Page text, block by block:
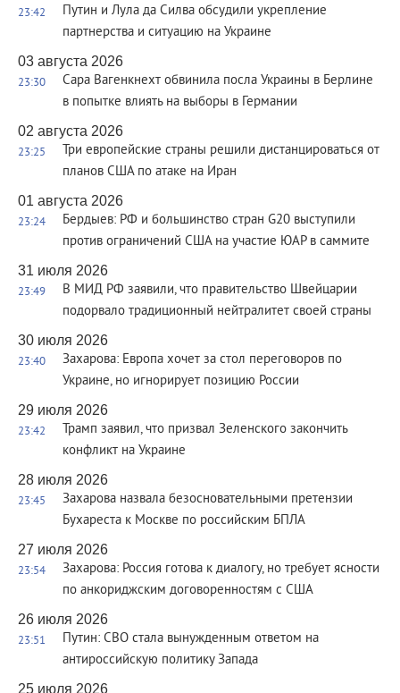
23:42
Путин и Лула да Силва обсудили укрепление
партнерства и ситуацию на Украине
03 августа 2026
23:30
Сара Вагенкнехт обвинила посла Украины в Берлине
в попытке влиять на выборы в Германии
02 августа 2026
23:25
Три европейские страны решили дистанцироваться от
планов США по атаке на Иран
01 августа 2026
23:24
Бердыев: РФ и большинство стран G20 выступили
против ограничений США на участие ЮАР в саммите
31 июля 2026
23:49
В МИД РФ заявили, что правительство Швейцарии
подорвало традиционный нейтралитет своей страны
30 июля 2026
23:40
Захарова: Европа хочет за стол переговоров по
Украине, но игнорирует позицию России
29 июля 2026
23:42
Трамп заявил, что призвал Зеленского закончить
конфликт на Украине
28 июля 2026
23:45
Захарова назвала безосновательными претензии
Бухареста к Москве по российским БПЛА
27 июля 2026
23:54
Захарова: Россия готова к диалогу, но требует ясности
по анкориджским договоренностям с США
26 июля 2026
23:51
Путин: СВО стала вынужденным ответом на
антироссийскую политику Запада
25 июля 2026